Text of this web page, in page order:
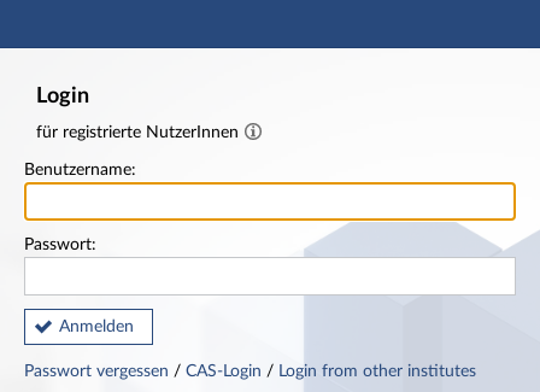
Hauptnavigation
Login
für registrierte NutzerInnen
Benutzername:
Passwort:
Anmelden
Passwort vergessen / CAS-Login / Login from other institutes